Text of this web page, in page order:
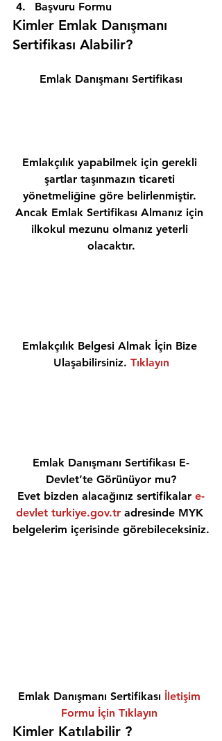
Başvuru Formu
Kimler Emlak Danışmanı
Sertifikası Alabilir?
Emlak Danışmanı Sertifikası
Emlakçılık yapabilmek için gerekli
şartlar taşınmazın ticareti
yönetmeliğine göre belirlenmiştir.
Ancak Emlak Sertifikası Almanız için
ilkokul mezunu olmanız yeterli
olacaktır.
Emlakçılık Belgesi Almak İçin Bize
Ulaşabilirsiniz. Tıklayın
Emlak Danışmanı Sertifikası E-
Devlet’te Görünüyor mu?
Evet bizden alacağınız sertifikalar e-
devlet turkiye.gov.tr adresinde MYK
belgelerim içerisinde görebileceksiniz.
Emlak Danışmanı Sertifikası İletişim
Formu İçin Tıklayın
Kimler Katılabilir ?